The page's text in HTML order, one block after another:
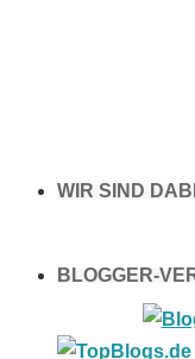
WIR SIND
BLOGGER-